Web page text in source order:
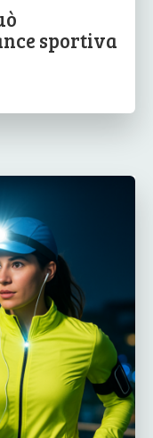
sportiva